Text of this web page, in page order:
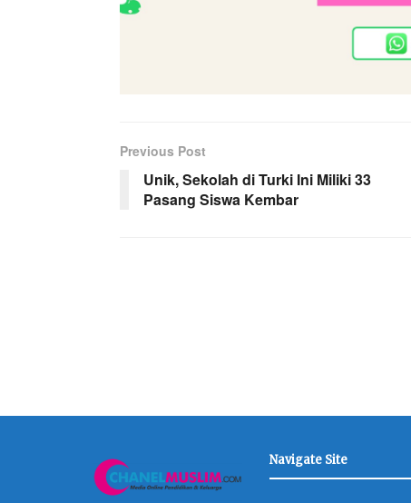
Previous Post
Unik, Sekolah di Turki Ini Miliki 33
Pasang Siswa Kembar
Navigate Site